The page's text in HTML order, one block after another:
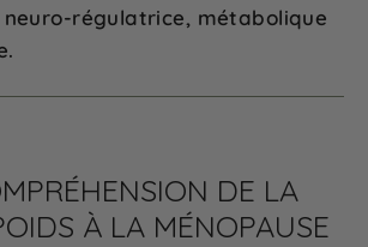
régulatrice, métabolique
DE LA
À LA MÉNOPAUSE